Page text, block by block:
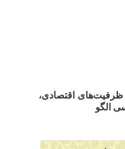
اقتصادی،
الگو